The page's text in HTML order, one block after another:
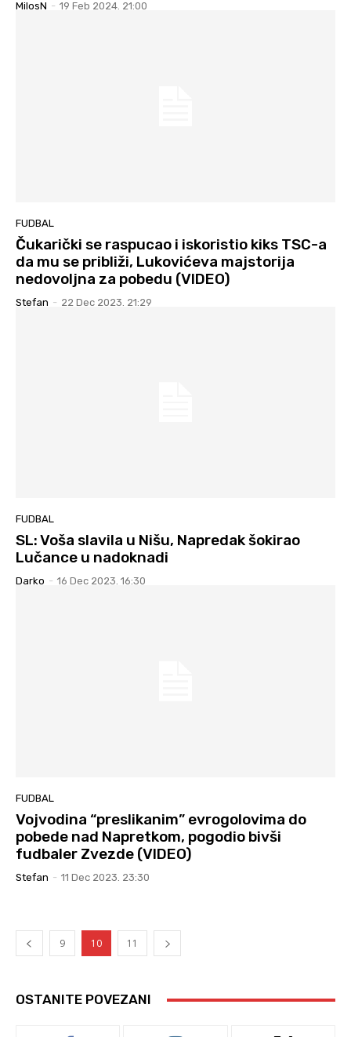
MilosN - 19 Feb 2024. 21:00
FUDBAL
Čukarički se raspucao i iskoristio kiks TSC-a
da mu se približi, Lukovićeva majstorija
nedovoljna za pobedu (VIDEO)
Stefan - 22 Dec 2023. 21:29
FUDBAL
SL: Voša slavila u Nišu, Napredak šokirao
Lučance u nadoknadi
Darko - 16 Dec 2023. 16:30
FUDBAL
Vojvodina “preslikanim” evrogolovima do
pobede nad Napretkom, pogodio bivši
fudbaler Zvezde (VIDEO)
Stefan - 11 Dec 2023. 23:30
9 10 11
OSTANITE POVEZANI